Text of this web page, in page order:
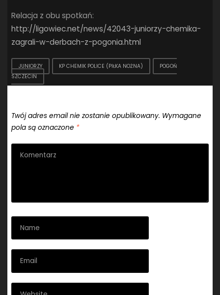
Relacja z obu spotkań:
http://ligowiec.net/news/42043-juniorzy-chemika-
zagrali-w-derbach-z-pogonia.html
JUNIORZY KP CHEMIK POLICE (PIŁKA NOŻNA)
POGOŃ
SZCZECIN
Twój adres email nie zostanie opublikowany. Wymagane
pola są oznaczone *